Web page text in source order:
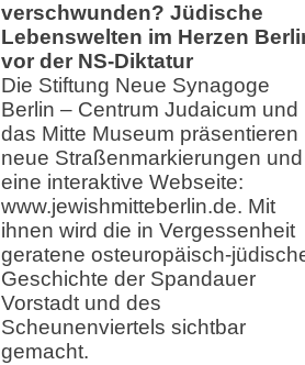
verschwunden? Jüdische
Lebenswelten im Herzen
vor der NS-Diktatur
Die Stiftung Neue Synagoge
Berlin – Centrum Judaicum und
das Mitte Museum präsentieren
neue Straßenmarkierungen und
eine interaktive Webseite:
www.jewishmitteberlin.de. Mit
ihnen wird die in Vergessenheit
geratene osteuropäisch-
Geschichte der Spandauer
Vorstadt und des
Scheunenviertels sichtbar
gemacht.